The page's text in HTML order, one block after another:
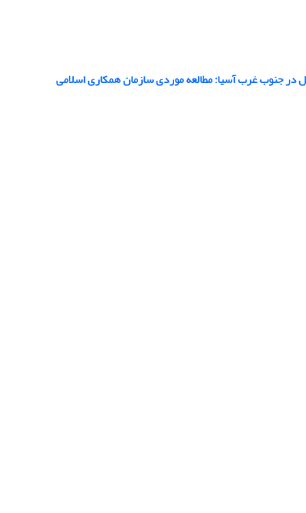
جنوب غرب آسیا: مطالعه موردی سازمان همکاری اسلامی